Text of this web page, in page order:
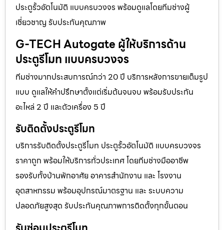
ประตูรั้วอัตโนมัติ แบบครบวงจร พร้อมดูแลโดยทีมช่างผู้
เชี่ยวชาญ รับประกันคุณภาพ
G-TECH Autogate ผู้ให้บริการด้าน
ประตูรีโมท แบบครบวงจร
ทีมช่างมากประสบการณ์กว่า 20 ปี บริการหลังการขายเต็มรูป
แบบ ดูแลให้คำปรึกษาตั้งแต่เริ่มต้นจนจบ พร้อมรับประกัน
อะไหล่ 2 ปี และตัวเครื่อง 5 ปี
รับติดตั้งประตูรีโมท
บริการรับติดตั้งประตูรีโมท ประตูรั้วอัตโนมัติ แบบครบวงจร
ราคาถูก พร้อมให้บริการทั่วประเทศ โดยทีมช่างมืออาชีพ
รองรับทั้งบ้านพักอาศัย อาคารสำนักงาน และ โรงงาน
อุตสาหกรรม พร้อมอุปกรณ์มาตรฐาน และ ระบบความ
ปลอดภัยสูงสุด รับประกันคุณภาพการติดตั้งทุกขั้นตอน